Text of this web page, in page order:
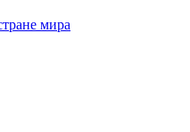
мира